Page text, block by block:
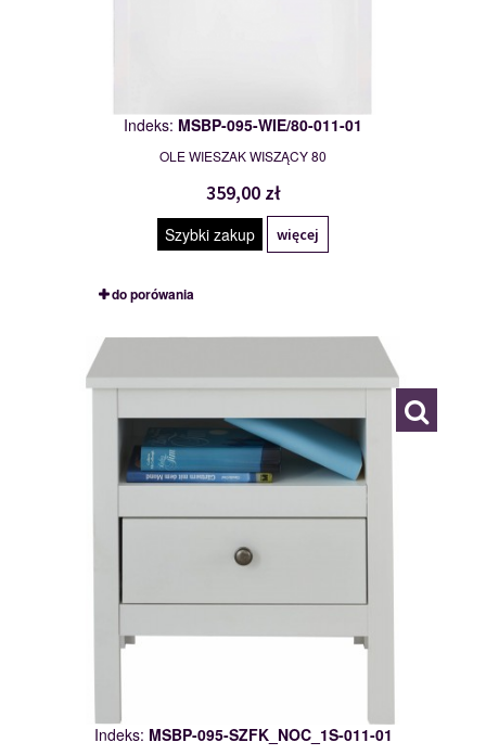
Indeks: MSBP-095-WIE/80-011-01
OLE WIESZAK WISZĄCY 80
359,00 zł
Szybki zakup więcej
do porówania
MSBP-095-SZFK_NOC_1S-011-01
Indeks: MSBP-095-SZFK_NOC_1S-011-01